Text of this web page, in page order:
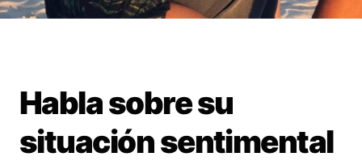
Habla sobre su
situación sentimental